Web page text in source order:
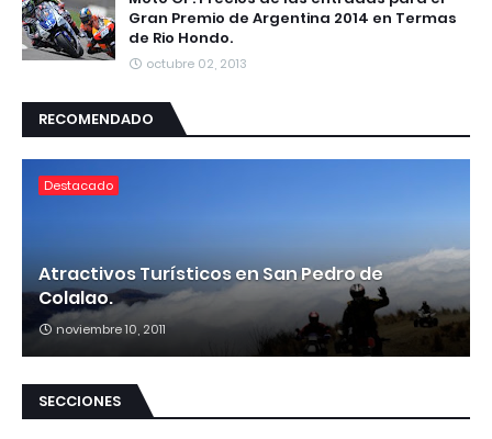
Gran Premio de Argentina 2014 en Termas
de Rio Hondo.
octubre 02, 2013
RECOMENDADO
Destacado
Atractivos Turísticos en San Pedro de
Colalao.
noviembre 10, 2011
SECCIONES